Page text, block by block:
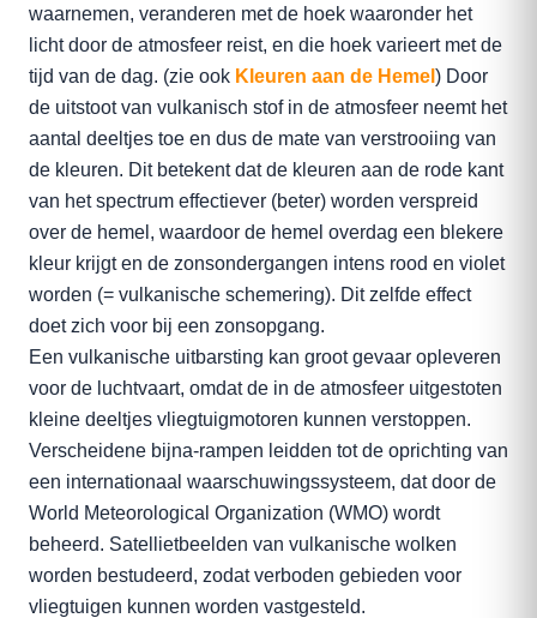
waarnemen, veranderen met de hoek waaronder het
licht door de atmosfeer reist, en die hoek varieert met de
tijd van de dag. (zie ook Kleuren aan de Hemel ) Door
de uitstoot van vulkanisch stof in de atmosfeer neemt het
aantal deeltjes toe en dus de mate van verstrooiing van
de kleuren. Dit betekent dat de kleuren aan de rode kant
van het spectrum effectiever (beter) worden verspreid
over de hemel, waardoor de hemel overdag een blekere
kleur krijgt en de zonsondergangen intens rood en violet
worden (= vulkanische schemering). Dit zelfde effect
doet zich voor bij een zonsopgang.
Een vulkanische uitbarsting kan groot gevaar opleveren
voor de luchtvaart, omdat de in de atmosfeer uitgestoten
kleine deeltjes vliegtuigmotoren kunnen verstoppen.
Verscheidene bijna-rampen leidden tot de oprichting van
een internationaal waarschuwingssysteem, dat door de
World Meteorological Organization (WMO) wordt
beheerd. Satellietbeelden van vulkanische wolken
worden bestudeerd, zodat verboden gebieden voor
vliegtuigen kunnen worden vastgesteld.